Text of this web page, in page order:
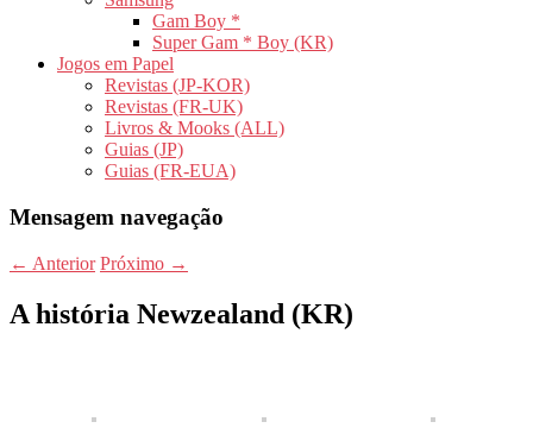
Gam Boy *
Super Gam * Boy (KR)
Jogos em Papel
Revistas (JP-KOR)
Revistas (FR-UK)
Livros & Mooks (ALL)
Guias (JP)
Guias (FR-EUA)
Mensagem navegação
← Anterior Próximo →
A história Newzealand (KR)